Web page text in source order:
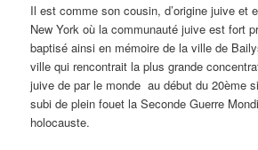
Il est comme son cousin, d’origine juive et
New York où la communauté juive est fort
baptisé ainsi en mémoire de la ville de
ville qui rencontrait la plus grande
juive de par le monde au début du 20ème
subi de plein fouet la Seconde Guerre
holocauste.